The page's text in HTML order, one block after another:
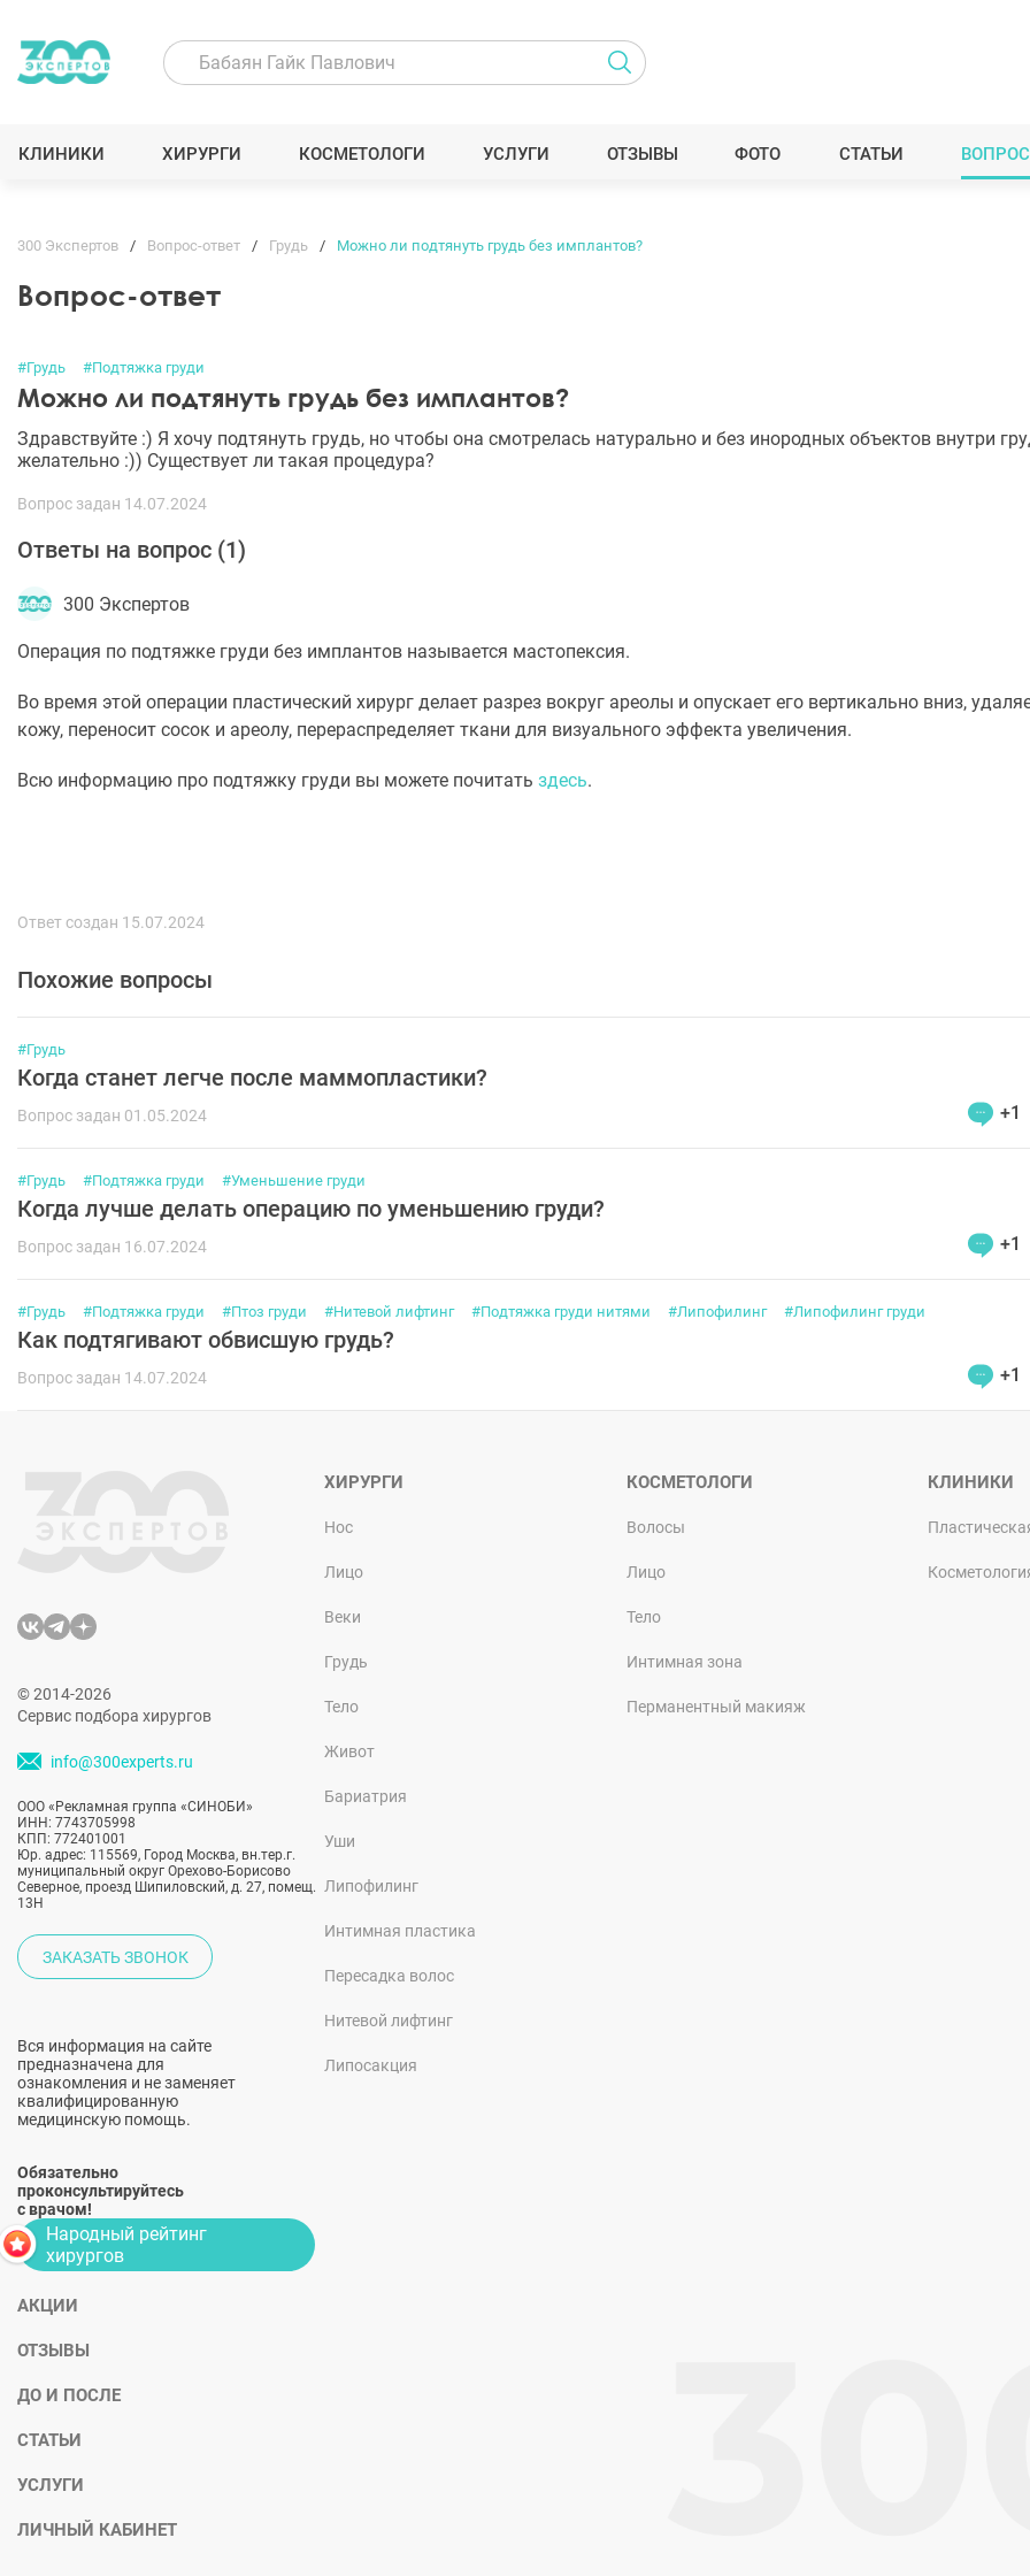
КЛИНИКИ ХИРУРГИ КОСМЕТОЛОГИ УСЛУГИ ОТЗЫВЫ ФОТО СТАТЬИ
300 Экспертов Вопрос-ответ Грудь Можно ли подтянуть грудь без имплантов?
Вопрос-ответ
#Грудь #Подтяжка груди
Можно ли подтянуть грудь без имплантов?
Здравствуйте :) Я хочу подтянуть грудь, но чтобы она смотрелась натурально и без инородных объектов внутри
желательно :)) Существует ли такая процедура?
Вопрос задан 14.07.2024
Ответы на вопрос (1)
300 Экспертов
Операция по подтяжке груди без имплантов называется мастопексия.
Во время этой операции пластический хирург делает разрез вокруг ареолы и опускает его вертикально вниз,
кожу, переносит сосок и ареолу, перераспределяет ткани для визуального эффекта увеличения.
Всю информацию про подтяжку груди вы можете почитать здесь.
Ответ создан 15.07.2024
Похожие вопросы
#Грудь
Когда станет легче после маммопластики?
Вопрос задан 01.05.2024 +1
#Грудь #Подтяжка груди #Уменьшение груди
Когда лучше делать операцию по уменьшению груди?
Вопрос задан 16.07.2024 +1
#Грудь #Подтяжка груди #Птоз груди #Нитевой лифтинг #Подтяжка груди нитями #Липофилинг #Липофилинг груди
Как подтягивают обвисшую грудь?
Вопрос задан 14.07.2024 +1
© 2014-2026
Сервис подбора хирургов
info@300experts.ru
ООО «Рекламная группа «СИНОБИ»
ИНН: 7743705998
КПП: 772401001
Юр. адрес: 115569, Город Москва, вн.тер.г.
муниципальный округ Орехово-Борисово
Северное, проезд Шипиловский, д. 27, помещ.
13Н
ЗАКАЗАТЬ ЗВОНОК
Вся информация на сайте
предназначена для
ознакомления и не заменяет
квалифицированную
медицинскую помощь.
Обязательно
проконсультируйтесь
с врачом!
ХИРУРГИ
Нос
Лицо
Веки
Грудь
Тело
Живот
Бариатрия
Уши
Липофилинг
Интимная пластика
Пересадка волос
Нитевой лифтинг
Липосакция
КОСМЕТОЛОГИ
Волосы
Лицо
Тело
Интимная зона
Перманентный макияж
КЛИНИКИ
Народный рейтинг
хирургов
АКЦИИ
ОТЗЫВЫ
ДО И ПОСЛЕ
СТАТЬИ
УСЛУГИ
ЛИЧНЫЙ КАБИНЕТ